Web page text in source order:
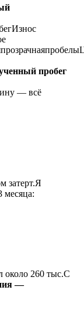
пробег
— всё
затерт.Я
месяца:
около 260 тыс.С
—